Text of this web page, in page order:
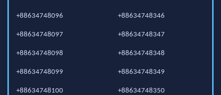
+88634748096
+88634748097
+88634748098
+88634748099
+88634748100
+88634748346
+88634748347
+88634748348
+88634748349
+88634748350